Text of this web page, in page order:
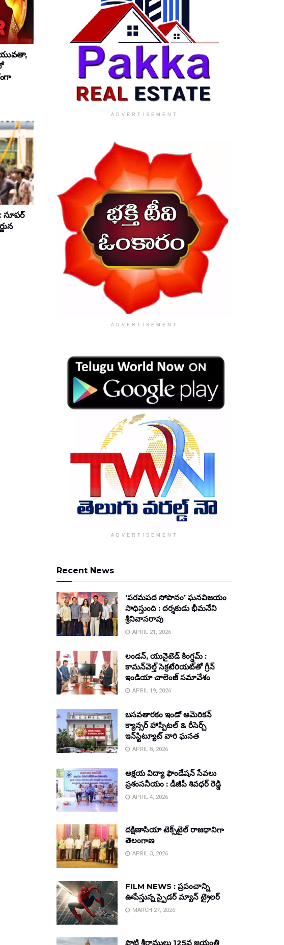
సూపర్
ADVERTISEMENT
ADVERTISEMENT
ADVERTISEMENT
Recent News
‘పరమపద సోపానం’ ఘనవిజయం
సాధిస్తుంది : దర్శకుడు భీమనేని
శ్రీనివాసరావు
APRIL 21, 2026
లండన్, యునైటెడ్ కింగ్డమ్ :
కామన్‌వెల్త్ సెక్రటేరియట్‌తో గ్రీన్
ఇండియా చాలెంజ్ సమావేశం
APRIL 19, 2026
బసవతారకం ఇండో అమెరికన్
క్యాన్సర్ హాస్పిటల్ & రీసెర్చ్
ఇన్‌స్టిట్యూట్ వారి ఘనత
APRIL 8, 2026
అక్షయ విద్యా ఫౌండేషన్ సేవలు
ప్రశంసనీయం : డీజీపీ శివధర్ రెడ్డి
APRIL 4, 2026
దక్షిణాసియా టెక్స్‌టైల్ రాజధానిగా
తెలంగాణ
APRIL 3, 2026
FILM NEWS : ప్రపంచాన్ని
ఊపేస్తున్న స్పైడర్ మ్యాన్ ట్రైలర్
MARCH 27, 2026
పొట్టి శ్రీరాములు 125వ జయంతి